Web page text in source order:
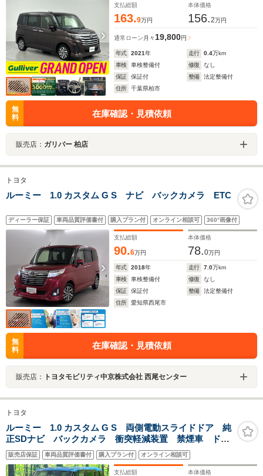
支払総額
163.9万円
本体価格
156.2万円
通常ローン 月々19,800円
年式 2021年 走行 0.4万km
車検
車検整備付 修復
なし
保証
保証付 整備
法定整備付
住所
千葉県柏市
無
料
在庫確認・見積依頼
販売店： ガリバー 柏店
トヨタ
ルーミー 1.0 カスタム G S ナビ バックカメラ ETC
ディーラー保証 車両品質評価書付 購入プラン付 オンライン相談可 360°画像付
支払総額
90.6万円
本体価格
78.0万円
年式 2018年 走行 7.0万km
車検
車検整備付 修復
なし
保証
保証付 整備
法定整備付
住所
愛知県西尾市
無
料
在庫確認・見積依頼
販売店： トヨタモビリティ中京株式会社 西尾センター
トヨタ
ルーミー 1.0 カスタム G S 両側電動スライドドア 純
正SDナビ バックカメラ 衝突軽減装置 禁煙車 ドラ
レコ LEDヘッド ETC クルコン オートライト オ
ートエアコン 純正14インチAW Bluetooth再生
販売店保証 車両品質評価書付 購入プラン付 オンライン相談可
支払総額 本体価格